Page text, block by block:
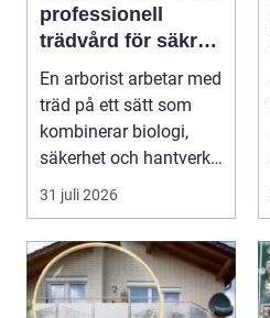
professionell
trädvård för säkra
och friska träd
En arborist arbetar med
träd på ett sätt som
kombinerar biologi,
säkerhet och hantverk.
I en stad so...
31 juli 2026